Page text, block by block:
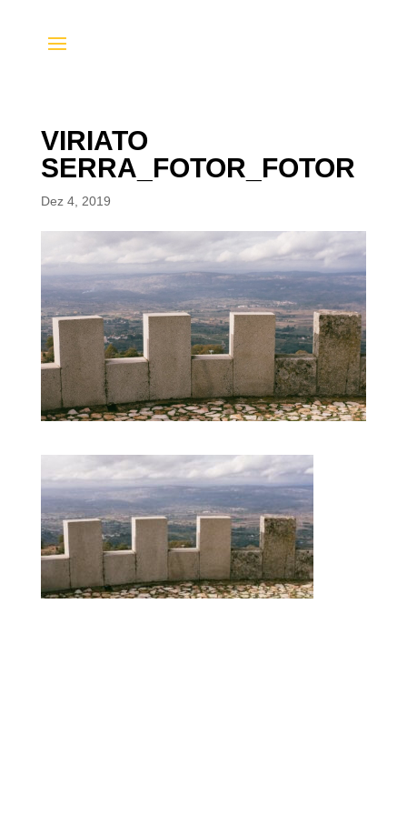
VIRIATO
SERRA_FOTOR_FOTOR
Dez 4, 2019